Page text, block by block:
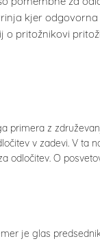
kjer
pritožnikovi
primera z
v zadevi. V ta
odločitev. O
je glas